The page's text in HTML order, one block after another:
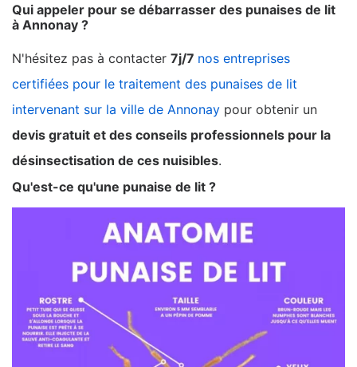
Qui appeler pour se débarrasser des punaises de lit
à Annonay ?
N'hésitez pas à contacter 7j/7 nos entreprises
certifiées pour le traitement des punaises de lit
intervenant sur la ville de Annonay pour obtenir un
devis gratuit et des conseils professionnels pour la
désinsectisation de ces nuisibles.
Qu'est-ce qu'une punaise de lit ?